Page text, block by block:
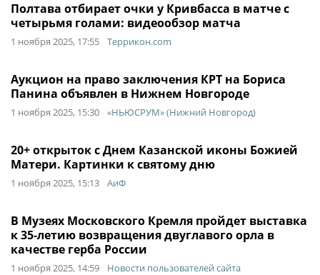
Полтава отбирает очки у Кривбасса в матче с
четырьмя голами: видеообзор матча
1 ноября 2025, 17:55 Террикон.com
Аукцион на право заключения КРТ на Бориса
Панина объявлен в Нижнем Новгороде
1 ноября 2025, 15:30 «НЬЮСРУМ» (Нижний Новгород)
20+ открыток с Днем Казанской иконы Божией
Матери. Картинки к святому дню
1 ноября 2025, 15:13 АиФ
В Музеях Московского Кремля пройдет выставка
к 35-летию возвращения двуглавого орла в
качестве герба России
1 ноября 2025, 14:59 Новости пользователей сайта